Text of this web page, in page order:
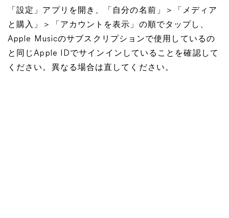
「設定」アプリを開き、「自分の名前」＞「メディア
と購入」＞「アカウントを表示」の順でタップし、
Apple Musicのサブスクリプションで使用しているの
と同じApple IDでサインインしていることを確認して
ください。異なる場合は直してください。